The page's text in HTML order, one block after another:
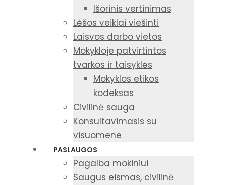
Išorinis vertinimas
Lėšos veiklai viešinti
Laisvos darbo vietos
Mokykloje patvirtintos
tvarkos ir taisyklės
Mokyklos etikos
kodeksas
Civilinė sauga
Konsultavimasis su
visuomene
PASLAUGOS
Pagalba mokiniui
Saugus eismas, civilinė